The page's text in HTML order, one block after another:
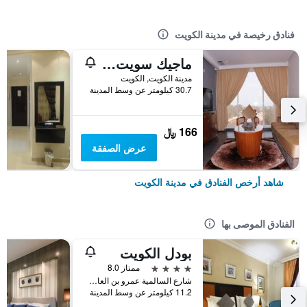
فنادق رخيصة في مدينة الكويت
ماجيك سويت أبو حليفة
مدينة الكويت, الكويت
30.7 كيلومتر عن وسط المدينة
166 ﷼
عرض الصفقة
شاهد أرخص الفنادق في مدينة الكويت
الفنادق الموصى بها
بودل الكويت
4 نجوم
ممتاز 8.0
شارع السالمية عمرو بن العاص, مدينة الكويت, الكويت
11.2 كيلومتر عن وسط المدينة